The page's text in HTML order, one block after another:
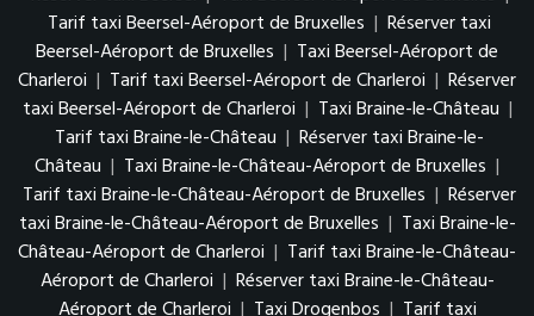
Tarif taxi Beersel-Aéroport de Bruxelles | Réserver taxi
Beersel-Aéroport de Bruxelles | Taxi Beersel-Aéroport de
Charleroi | Tarif taxi Beersel-Aéroport de Charleroi | Réserver
taxi Beersel-Aéroport de Charleroi | Taxi Braine-le-Château |
Tarif taxi Braine-le-Château | Réserver taxi Braine-le-
Château | Taxi Braine-le-Château-Aéroport de Bruxelles |
Tarif taxi Braine-le-Château-Aéroport de Bruxelles | Réserver
taxi Braine-le-Château-Aéroport de Bruxelles | Taxi Braine-le-
Château-Aéroport de Charleroi | Tarif taxi Braine-le-Château-
Aéroport de Charleroi | Réserver taxi Braine-le-Château-
Aéroport de Charleroi | Taxi Drogenbos | Tarif taxi